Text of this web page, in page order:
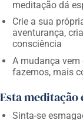
meditação dá
Crie a sua
aventurança,
consciência
A mudança
fazemos, mais
Esta meditação
Sinta-se